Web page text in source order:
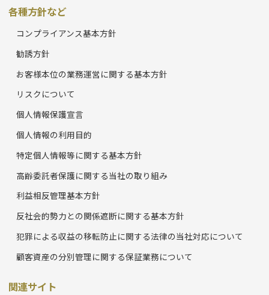
各種方針など
コンプライアンス基本方針
勧誘方針
お客様本位の業務運営に関する基本方針
リスクについて
個人情報保護宣言
個人情報の利用目的
特定個人情報等に関する基本方針
高齢委託者保護に関する当社の取り組み
利益相反管理基本方針
反社会的勢力との関係遮断に関する基本方針
犯罪による収益の移転防止に関する法律の当社対応について
顧客資産の分別管理に関する保証業務について
関連サイト